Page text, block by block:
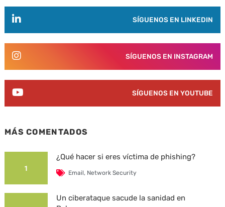
SÍGUENOS EN LINKEDIN
SÍGUENOS EN INSTAGRAM
SÍGUENOS EN YOUTUBE
MÁS COMENTADOS
1
¿Qué hacer si eres víctima de phishing?
Email, Network Security
Un ciberataque sacude la sanidad en